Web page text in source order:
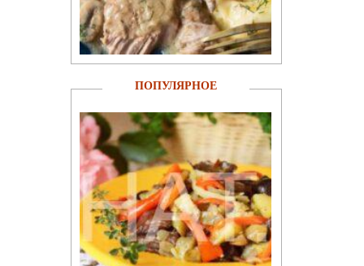
ПОПУЛЯРНОЕ